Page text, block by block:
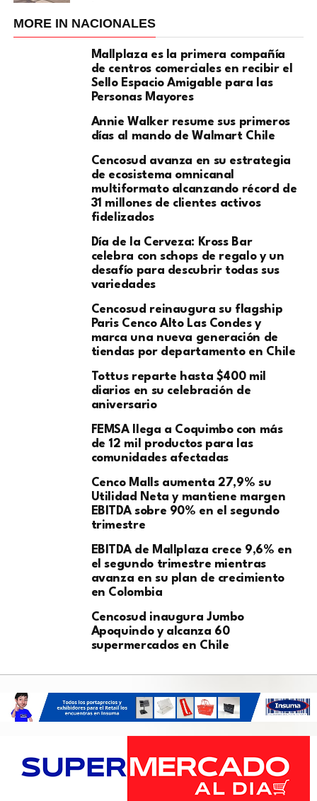
MORE IN NACIONALES
Mallplaza es la primera compañía
de centros comerciales en recibir el
Sello Espacio Amigable para las
Personas Mayores
Annie Walker resume sus primeros
días al mando de Walmart Chile
Cencosud avanza en su estrategia
de ecosistema omnicanal
multiformato alcanzando récord de
31 millones de clientes activos
fidelizados
Día de la Cerveza: Kross Bar
celebra con schops de regalo y un
desafío para descubrir todas sus
variedades
Cencosud reinaugura su flagship
Paris Cenco Alto Las Condes y
marca una nueva generación de
tiendas por departamento en Chile
Tottus reparte hasta $400 mil
diarios en su celebración de
aniversario
FEMSA llega a Coquimbo con más
de 12 mil productos para las
comunidades afectadas
Cenco Malls aumenta 27,9% su
Utilidad Neta y mantiene margen
EBITDA sobre 90% en el segundo
trimestre
EBITDA de Mallplaza crece 9,6% en
el segundo trimestre mientras
avanza en su plan de crecimiento
en Colombia
Cencosud inaugura Jumbo
Apoquindo y alcanza 60
supermercados en Chile